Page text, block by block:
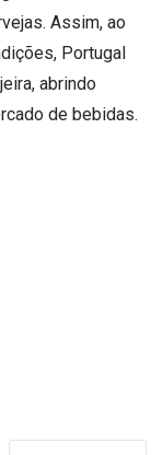
Assim, ao
Portugal
abrindo
de bebidas.